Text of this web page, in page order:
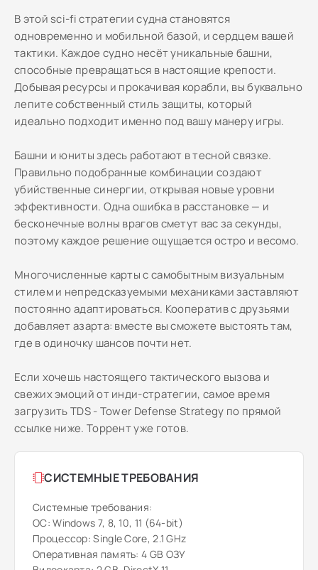
В этой sci-fi стратегии судна становятся
одновременно и мобильной базой, и сердцем вашей
тактики. Каждое судно несёт уникальные башни,
способные превращаться в настоящие крепости.
Добывая ресурсы и прокачивая корабли, вы буквально
лепите собственный стиль защиты, который
идеально подходит именно под вашу манеру игры.
Башни и юниты здесь работают в тесной связке.
Правильно подобранные комбинации создают
убийственные синергии, открывая новые уровни
эффективности. Одна ошибка в расстановке — и
бесконечные волны врагов сметут вас за секунды,
поэтому каждое решение ощущается остро и весомо.
Многочисленные карты с самобытным визуальным
стилем и непредсказуемыми механиками заставляют
постоянно адаптироваться. Кооператив с друзьями
добавляет азарта: вместе вы сможете выстоять там,
где в одиночку шансов почти нет.
Если хочешь настоящего тактического вызова и
свежих эмоций от инди-стратегии, самое время
загрузить TDS - Tower Defense Strategy по прямой
ссылке ниже. Торрент уже готов.
СИСТЕМНЫЕ ТРЕБОВАНИЯ
Системные требования:
ОС: Windows 7, 8, 10, 11 (64-bit)
Процессор: Single Core, 2.1 GHz
Оперативная память: 4 GB ОЗУ